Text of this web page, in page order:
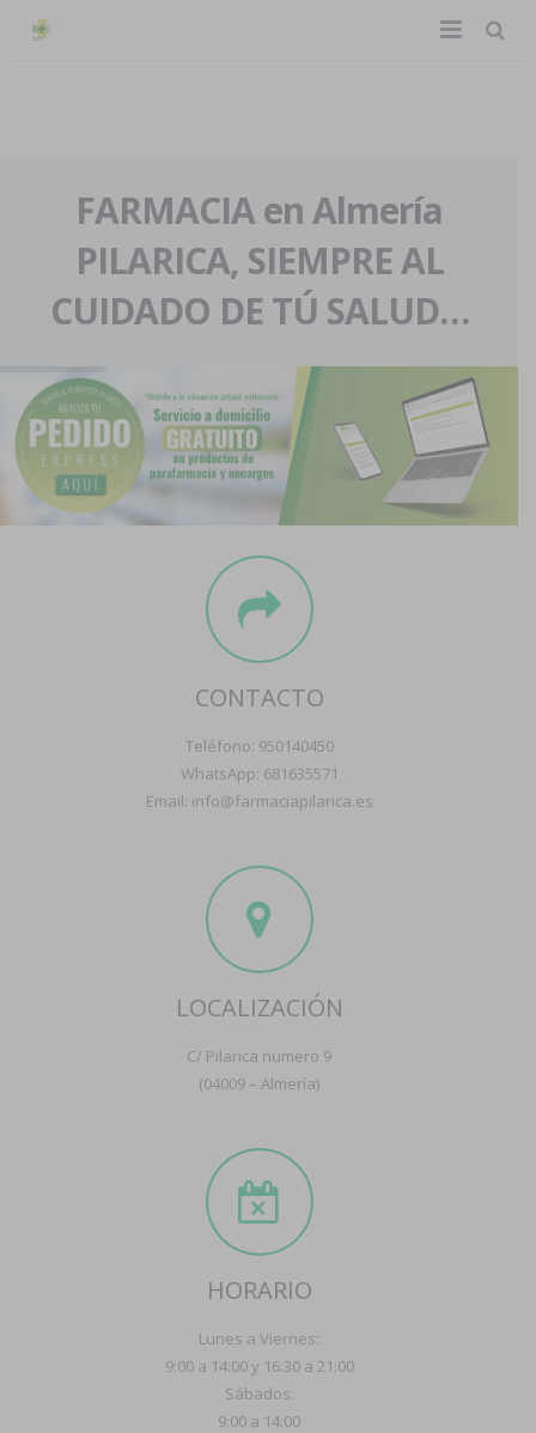
La farmacia
Nuestra historia
Nuestro equipo
Eventos
Servicios y reservas
Pedidos express
Blog
Contacto
Boletín
FARMACIA en Almería
PILARICA, SIEMPRE AL
CUIDADO DE TÚ SALUD…
CONTACTO
Teléfono: 950140450
WhatsApp: 681635571
Email: info@farmaciapilarica.es
LOCALIZACIÓN
C/ Pilarica numero 9
(04009 – Almería)
HORARIO
Lunes a Viernes:
9:00 a 14:00 y 16:30 a 21:00
Sábados:
9:00 a 14:00